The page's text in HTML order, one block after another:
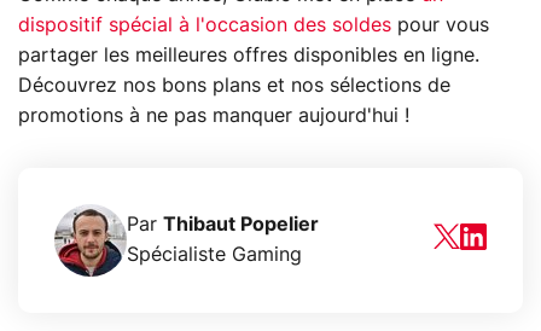
dispositif spécial à l'occasion des soldes pour vous
partager les meilleures offres disponibles en ligne.
Découvrez nos bons plans et nos sélections de
promotions à ne pas manquer aujourd'hui !
Par Thibaut Popelier
Spécialiste Gaming